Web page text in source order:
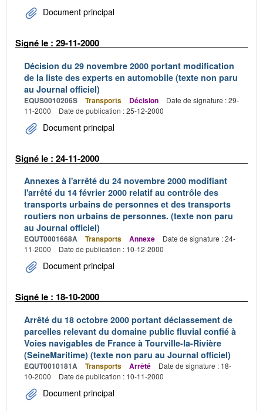
Document principal
Signé le : 29-11-2000
Décision du 29 novembre 2000 portant modification
de la liste des experts en automobile (texte non paru
au Journal officiel)
EQUS0010206S Transports Décision
Date de signature : 29-
11-2000
Date de publication : 25-12-2000
Document principal
Signé le : 24-11-2000
Annexes à l'arrêté du 24 novembre 2000 modifiant
l'arrêté du 14 février 2000 relatif au contrôle des
transports urbains de personnes et des transports
routiers non urbains de personnes. (texte non paru
au Journal officiel)
EQUT0001668A Transports Annexe
Date de signature : 24-
11-2000
Date de publication : 10-12-2000
Document principal
Signé le : 18-10-2000
Arrêté du 18 octobre 2000 portant déclassement de
parcelles relevant du domaine public fluvial confié à
Voies navigables de France à Tourville-la-Rivière
(SeineMaritime) (texte non paru au Journal officiel)
EQUT0010181A Transports Arrêté
Date de signature : 18-
10-2000
Date de publication : 10-11-2000
Document principal